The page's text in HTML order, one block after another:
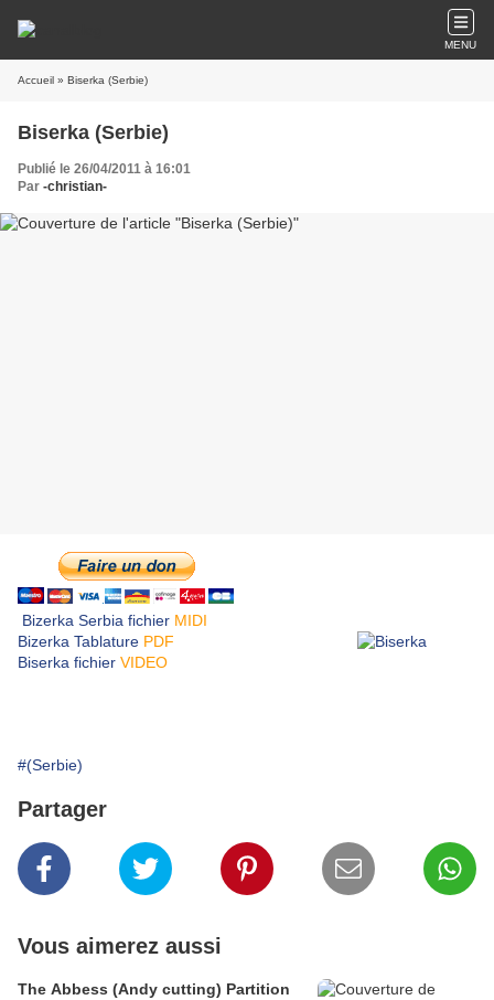
MENU
Accueil » Biserka (Serbie)
Biserka (Serbie)
Publié le 26/04/2011 à 16:01
Par -christian-
Bizerka Serbia fichier MIDI
Bizerka Tablature PDF
Biserka fichier VIDEO
#(Serbie)
Partager
Vous aimerez aussi
The Abbess (Andy cutting) Partition